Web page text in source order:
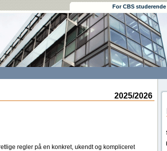
For CBS studerende
2025/2026
regler på en konkret, ukendt og kompliceret